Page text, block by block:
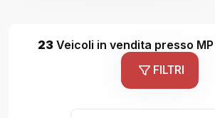
23Veicoli in vendita presso
FILTRI